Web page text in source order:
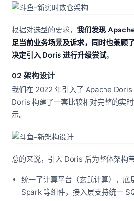
根据对选型的要求， 我们发现
足当前业务场景及诉求，同时也兼顾
决定引入 Doris 进行升级尝试。
02 架构设计
我们在 2022 年引入了 Apache
Doris 构建了一套比较相对完整的实
示。
总的来说，引入 Doris 后为整体架构
统一了计算平台（玄武计算），底
Spark 等组件，接入层支持统一